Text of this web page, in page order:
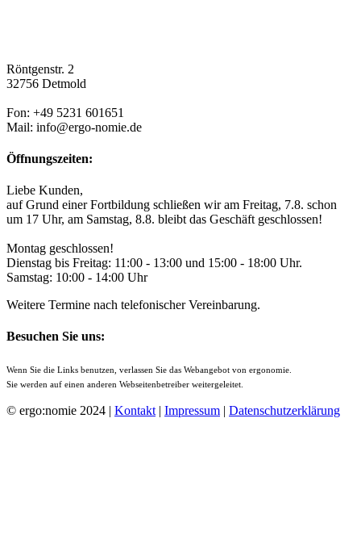
Röntgenstr. 2
32756 Detmold
Fon: +49 5231 601651
Mail: info@ergo-nomie.de
Öffnungszeiten:
Liebe Kunden,
auf Grund einer Fortbildung schließen wir am Freitag, 7.8. schon
um 17 Uhr, am Samstag, 8.8. bleibt das Geschäft geschlossen!
Montag geschlossen!
Dienstag bis Freitag: 11:00 - 13:00 und 15:00 - 18:00 Uhr.
Samstag: 10:00 - 14:00 Uhr
Weitere Termine nach telefonischer Vereinbarung.
Besuchen Sie uns:
Wenn Sie die Links benutzen, verlassen Sie das Webangebot von ergonomie.
Sie werden auf einen anderen Webseitenbetreiber weitergeleitet.
© ergo:nomie 2024 | Kontakt | Impressum | Datenschutzerklärung